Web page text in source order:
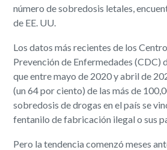
número de sobredosis letales,
de EE. UU.
Los datos más recientes de los
Prevención de Enfermedades (CDC)
que entre mayo de 2020 y abril de
(un 64 por ciento) de las más de
sobredosis de drogas en el país se
fentanilo de fabricación ilegal o sus
Pero la tendencia comenzó meses